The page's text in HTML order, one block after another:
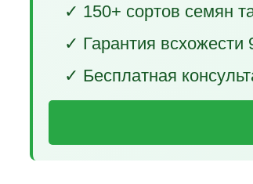
✓ 150+ сортов семян
✓ Гарантия всхожести
✓ Бесплатная